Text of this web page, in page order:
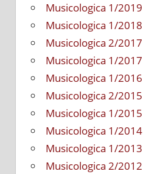
Musicologica 1/2019
Musicologica 1/2018
Musicologica 2/2017
Musicologica 1/2017
Musicologica 1/2016
Musicologica 2/2015
Musicologica 1/2015
Musicologica 1/2014
Musicologica 1/2013
Musicologica 2/2012